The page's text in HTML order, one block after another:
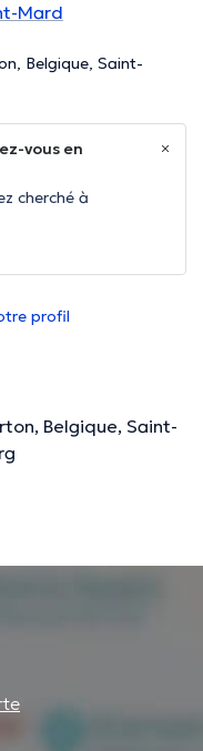
Mard
Belgique, Saint-
vous en
cherché à
profil
Belgique, Saint-